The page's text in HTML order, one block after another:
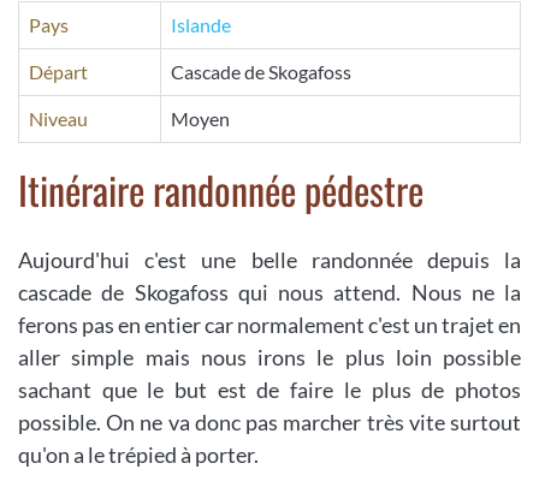
Pays Islande
Départ Cascade de Skogafoss
Niveau Moyen
Itinéraire randonnée pédestre
Aujourd'hui c'est une belle randonnée depuis la
cascade de Skogafoss qui nous attend. Nous ne la
ferons pas en entier car normalement c'est un trajet en
aller simple mais nous irons le plus loin possible
sachant que le but est de faire le plus de photos
possible. On ne va donc pas marcher très vite surtout
qu'on a le trépied à porter.